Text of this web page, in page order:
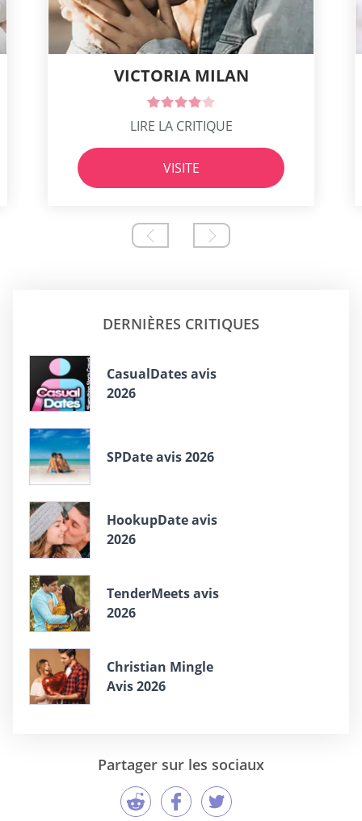
VICTORIA MILAN
LIRE LA CRITIQUE
VISITE
DERNIÈRES CRITIQUES
СasualDates avis
2026
SPDate avis 2026
HookupDate avis
2026
TenderMeets avis
2026
Christian Mingle
Avis 2026
Partager sur les sociaux